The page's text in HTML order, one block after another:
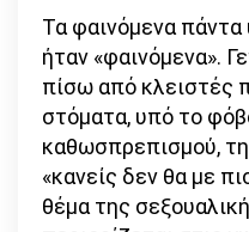
Τα φαινόμενα
ήταν «φαινόμενα».
πίσω από κλειστές
στόματα, υπό το
καθωσπρεπισμού,
«κανείς δεν θα με
θέμα της